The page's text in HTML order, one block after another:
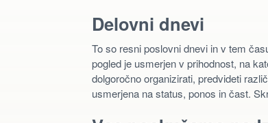
Delovni dnevi
To so resni poslovni dnevi in v tem
pogled je usmerjen v prihodnost, na
dolgoročno organizirati, predvideti
usmerjena na status, ponos in čast.